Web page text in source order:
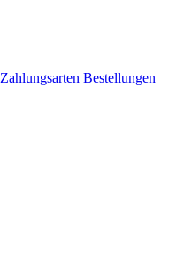
Zahlungsarten Bestellungen